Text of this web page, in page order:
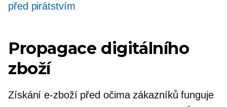
před pirátstvím
Propagace digitálního
zboží
Získáníe-zbožípřed očima zákazníků funguje